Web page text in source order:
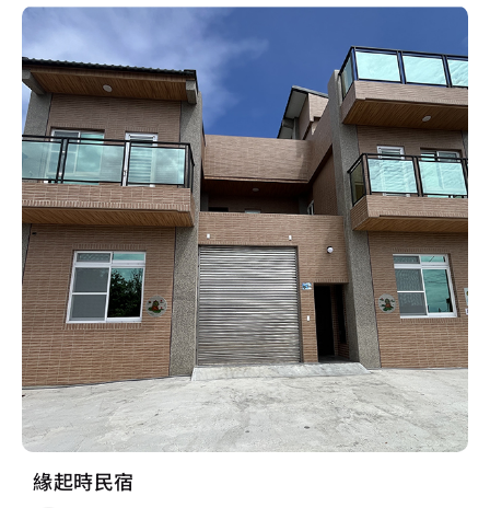
緣起時民宿